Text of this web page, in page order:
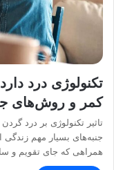
تکنولوژی درد
کمر و روش‌های
تاثیر تکنولوژی بر درد
جنبه‌های بسیار مهم
همراهی که جای تقویم و